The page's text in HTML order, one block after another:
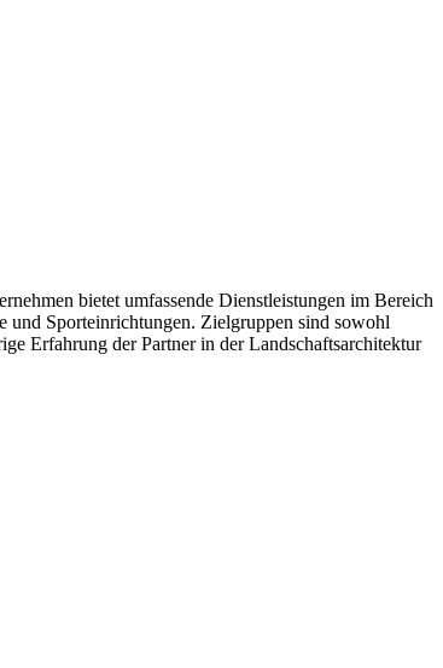
bietet umfassende Dienstleistungen im Bereich
und Sporteinrichtungen. Zielgruppen sind sowohl
Erfahrung der Partner in der Landschaftsarchitektur